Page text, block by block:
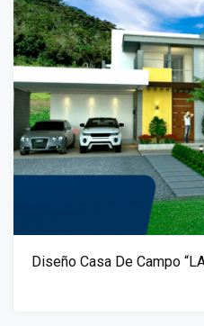
Diseño Casa De Campo